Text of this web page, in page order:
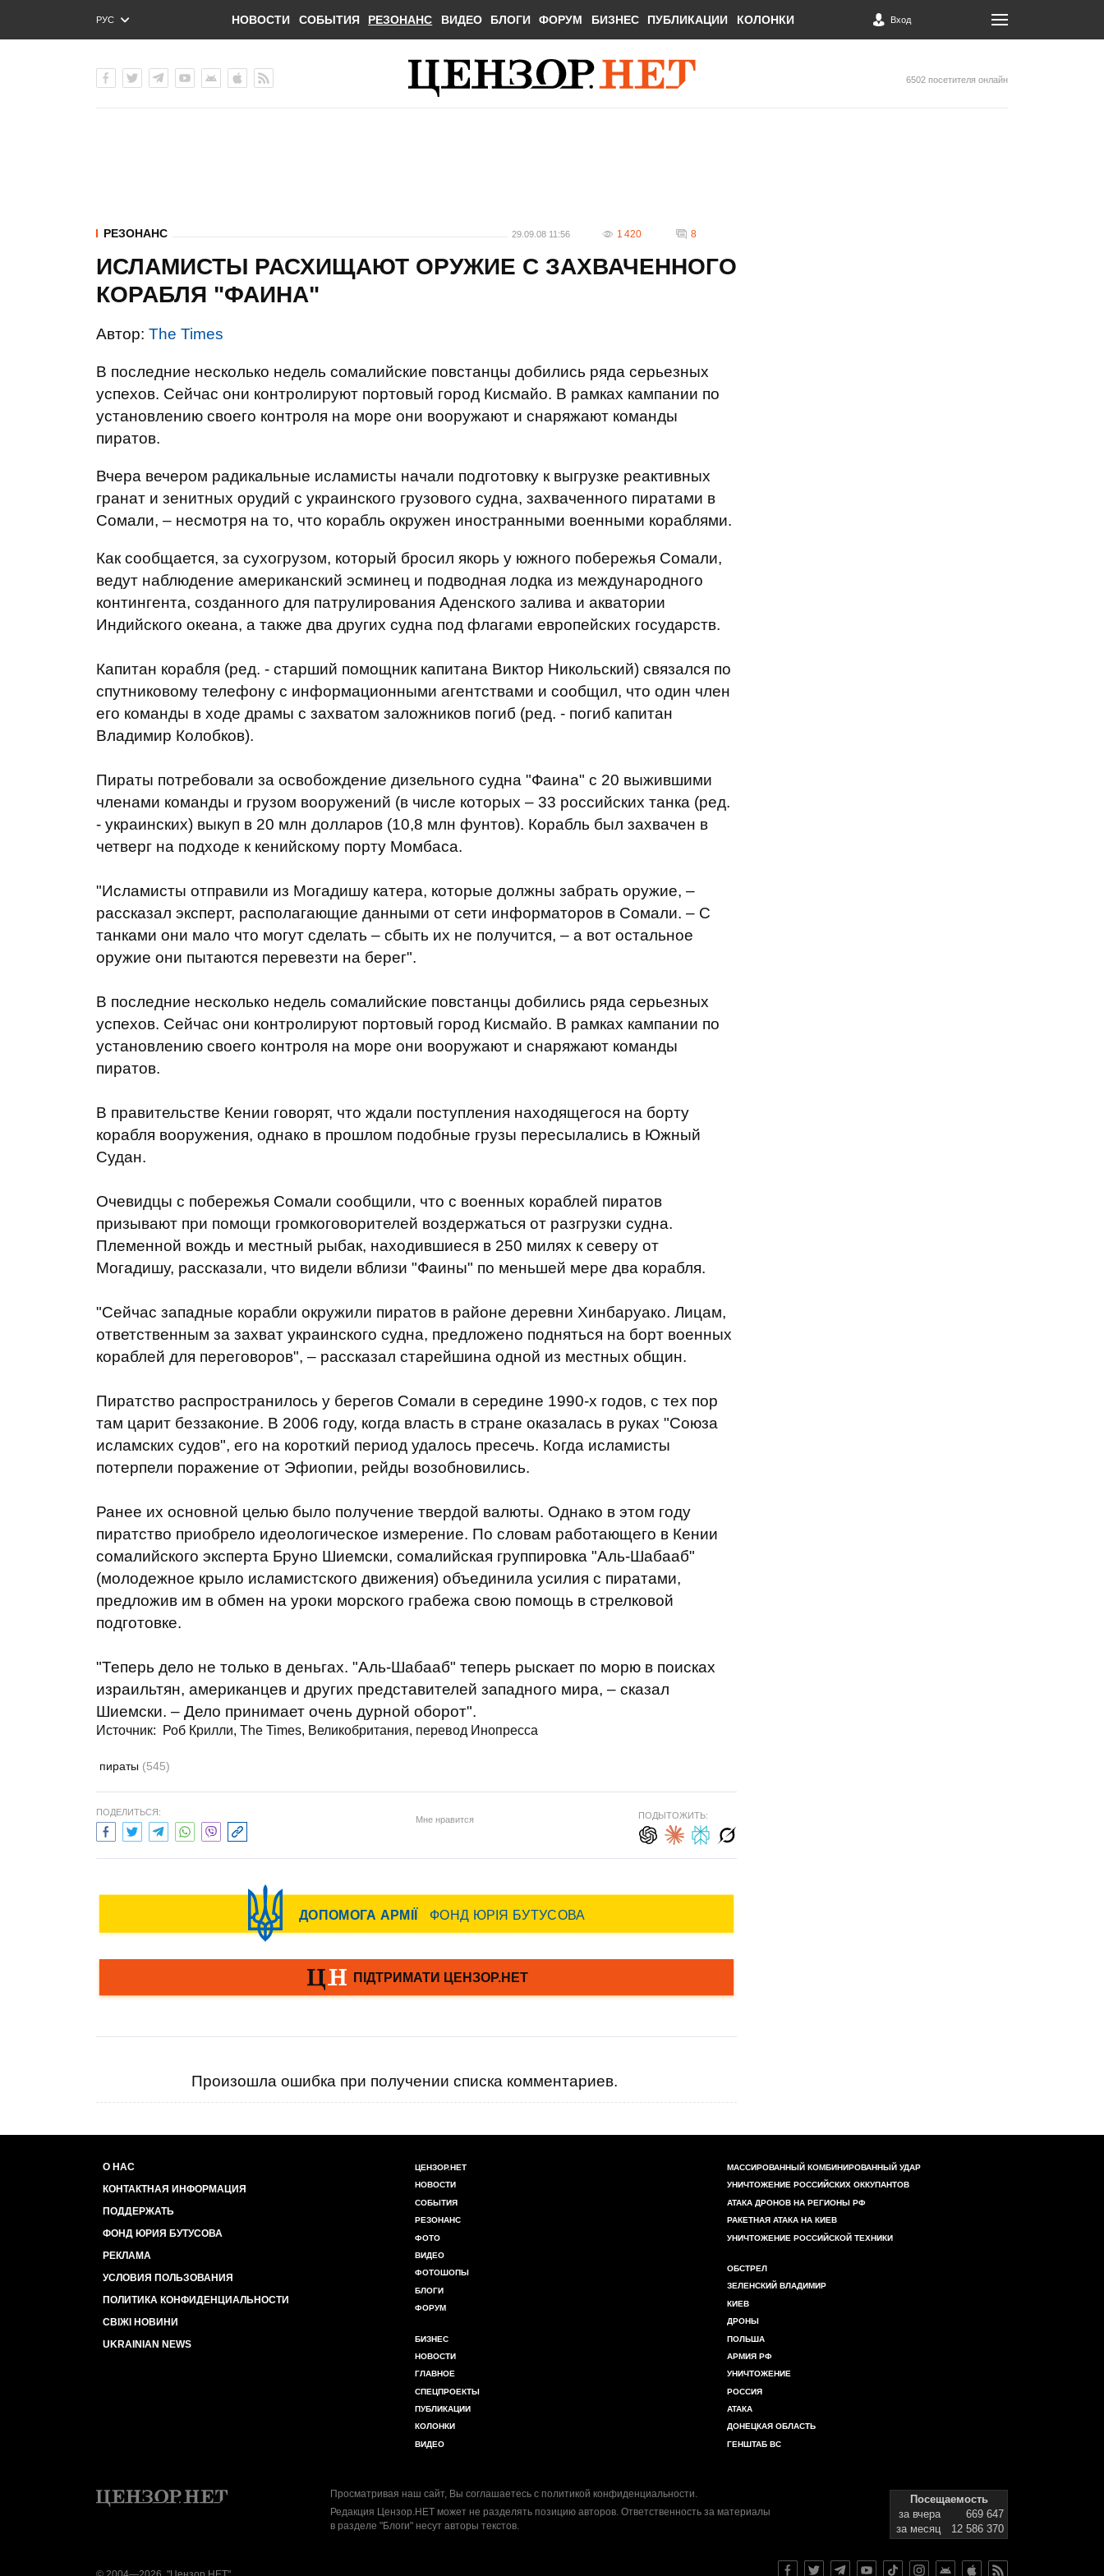
РУС
ENG
НОВОСТИ СОБЫТИЯ РЕЗОНАНС ВИДЕО БЛОГИ ФОРУМ БИЗНЕС ПУБЛИКАЦИИ КОЛОНКИ Вход
6502 посетителя онлайн
РЕЗОНАНС 29.09.08 11:56 1 420 8
ИСЛАМИСТЫ РАСХИЩАЮТ ОРУЖИЕ С ЗАХВАЧЕННОГО
КОРАБЛЯ "ФАИНА"
Автор: The Times
В последние несколько недель сомалийские повстанцы добились ряда серьезных
успехов. Сейчас они контролируют портовый город Кисмайо. В рамках кампании по
установлению своего контроля на море они вооружают и снаряжают команды
пиратов.
Вчера вечером радикальные исламисты начали подготовку к выгрузке реактивных
гранат и зенитных орудий с украинского грузового судна, захваченного пиратами в
Сомали, – несмотря на то, что корабль окружен иностранными военными кораблями.
Как сообщается, за сухогрузом, который бросил якорь у южного побережья Сомали,
ведут наблюдение американский эсминец и подводная лодка из международного
контингента, созданного для патрулирования Аденского залива и акватории
Индийского океана, а также два других судна под флагами европейских государств.
Капитан корабля (ред. - старший помощник капитана Виктор Никольский) связался по
спутниковому телефону с информационными агентствами и сообщил, что один член
его команды в ходе драмы с захватом заложников погиб (ред. - погиб капитан
Владимир Колобков).
Пираты потребовали за освобождение дизельного судна "Фаина" с 20 выжившими
членами команды и грузом вооружений (в числе которых – 33 российских танка (ред.
- украинских) выкуп в 20 млн долларов (10,8 млн фунтов). Корабль был захвачен в
четверг на подходе к кенийскому порту Момбаса.
"Исламисты отправили из Могадишу катера, которые должны забрать оружие, –
рассказал эксперт, располагающие данными от сети информаторов в Сомали. – С
танками они мало что могут сделать – сбыть их не получится, – а вот остальное
оружие они пытаются перевезти на берег".
В последние несколько недель сомалийские повстанцы добились ряда серьезных
успехов. Сейчас они контролируют портовый город Кисмайо. В рамках кампании по
установлению своего контроля на море они вооружают и снаряжают команды
пиратов.
В правительстве Кении говорят, что ждали поступления находящегося на борту
корабля вооружения, однако в прошлом подобные грузы пересылались в Южный
Судан.
Очевидцы с побережья Сомали сообщили, что с военных кораблей пиратов
призывают при помощи громкоговорителей воздержаться от разгрузки судна.
Племенной вождь и местный рыбак, находившиеся в 250 милях к северу от
Могадишу, рассказали, что видели вблизи "Фаины" по меньшей мере два корабля.
"Сейчас западные корабли окружили пиратов в районе деревни Хинбаруако. Лицам,
ответственным за захват украинского судна, предложено подняться на борт военных
кораблей для переговоров", – рассказал старейшина одной из местных общин.
Пиратство распространилось у берегов Сомали в середине 1990-х годов, с тех пор
там царит беззаконие. В 2006 году, когда власть в стране оказалась в руках "Союза
исламских судов", его на короткий период удалось пресечь. Когда исламисты
потерпели поражение от Эфиопии, рейды возобновились.
Ранее их основной целью было получение твердой валюты. Однако в этом году
пиратство приобрело идеологическое измерение. По словам работающего в Кении
сомалийского эксперта Бруно Шиемски, сомалийская группировка "Аль-Шабааб"
(молодежное крыло исламистского движения) объединила усилия с пиратами,
предложив им в обмен на уроки морского грабежа свою помощь в стрелковой
подготовке.
"Теперь дело не только в деньгах. "Аль-Шабааб" теперь рыскает по морю в поисках
израильтян, американцев и других представителей западного мира, – сказал
Шиемски. – Дело принимает очень дурной оборот".
Источник: Роб Крилли, The Times, Великобритания, перевод Инопресса
пираты (545)
ПОДЕЛИТЬСЯ:
Мне нравится ПОДЫТОЖИТЬ:
Произошла ошибка при получении списка комментариев.
О НАС
КОНТАКТНАЯ ИНФОРМАЦИЯ
ПОДДЕРЖАТЬ
ФОНД ЮРИЯ БУТУСОВА
РЕКЛАМА
УСЛОВИЯ ПОЛЬЗОВАНИЯ
ПОЛИТИКА КОНФИДЕНЦИАЛЬНОСТИ
СВІЖІ НОВИНИ
UKRAINIAN NEWS
ЦЕНЗОР.НЕТ
НОВОСТИ
СОБЫТИЯ
РЕЗОНАНС
ФОТО
ВИДЕО
ФОТОШОПЫ
БЛОГИ
ФОРУМ
БИЗНЕС
НОВОСТИ
ГЛАВНОЕ
СПЕЦПРОЕКТЫ
ПУБЛИКАЦИИ
КОЛОНКИ
ВИДЕО
МАССИРОВАННЫЙ КОМБИНИРОВАННЫЙ УДАР
УНИЧТОЖЕНИЕ РОССИЙСКИХ ОККУПАНТОВ
АТАКА ДРОНОВ НА РЕГИОНЫ РФ
РАКЕТНАЯ АТАКА НА КИЕВ
УНИЧТОЖЕНИЕ РОССИЙСКОЙ ТЕХНИКИ
ОБСТРЕЛ
ЗЕЛЕНСКИЙ ВЛАДИМИР
КИЕВ
ДРОНЫ
ПОЛЬША
АРМИЯ РФ
УНИЧТОЖЕНИЕ
РОССИЯ
АТАКА
ДОНЕЦКАЯ ОБЛАСТЬ
ГЕНШТАБ ВС
Просматривая наш сайт, Вы соглашаетесь с политикой конфиденциальности.
Редакция Цензор.НЕТ может не разделять позицию авторов. Ответственность за материалы
в разделе "Блоги" несут авторы текстов.
Посещаемость
за вчера
669 647
за месяц
12 586 370